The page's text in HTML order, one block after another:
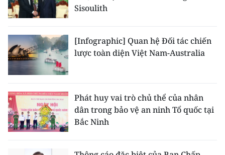
Sisoulith
[Infographic] Quan hệ Đối tác chiến
lược toàn diện Việt Nam-Australia
Phát huy vai trò chủ thể của nhân
dân trong bảo vệ an ninh Tổ quốc tại
Bắc Ninh